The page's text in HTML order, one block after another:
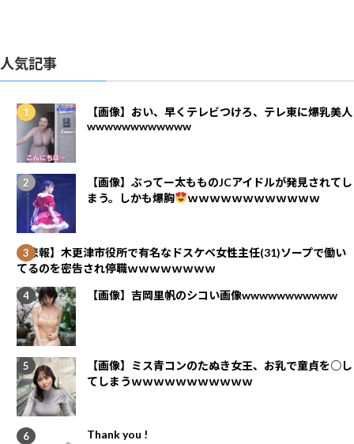
人気記事
【画像】おい、早くテレビつけろ、テレ東に爆乳美人
wwwwwwwwwwww
【画像】ぶってー太もものJCアイドルが発見されてし
まう。しかも爆胸
ｗｗｗｗｗｗｗｗｗｗｗｗ
【悲報】木更津市役所で有名なドスケベ女性主任(31)ソープで働い
てるのを密告され停職ｗｗｗｗｗｗｗｗ
【画像】吉岡里帆のシコい画像wwwwwwwwwww
【画像】ミス青コンのたぬき女王、お乳で童貞を○し
てしまうｗｗｗｗｗｗｗｗｗｗｗ
Thank you !